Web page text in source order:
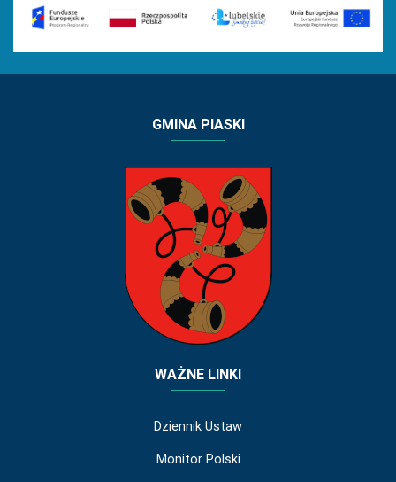
GMINA PIASKI
WAŻNE LINKI
Dziennik Ustaw
Monitor Polski